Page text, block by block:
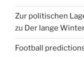
Zur politischen
zu Der lange
Football